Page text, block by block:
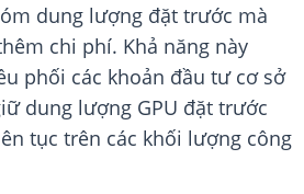
dung lượng đặt trước mà
chi phí. Khả năng này
phối các khoản đầu tư cơ sở
dung lượng GPU đặt trước
tục trên các khối lượng công